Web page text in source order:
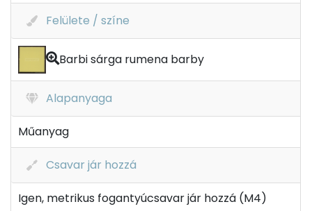
Felülete / színe
Barbi sárga rumena barby
Alapanyaga
Műanyag
Csavar jár hozzá
Igen, metrikus fogantyúcsavar jár hozzá (M4)